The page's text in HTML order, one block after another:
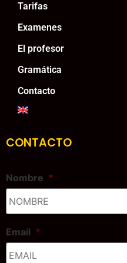
Tarifas
Examenes
El profesor
Gramática
Contacto
CONTACTO
Nombre *
Email *